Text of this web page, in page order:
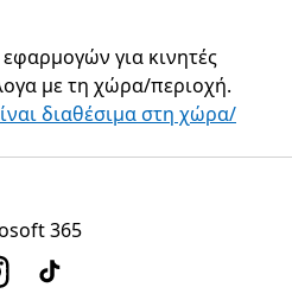
για κινητές
με τη χώρα/περιοχή.
διαθέσιμα στη χώρα/
365